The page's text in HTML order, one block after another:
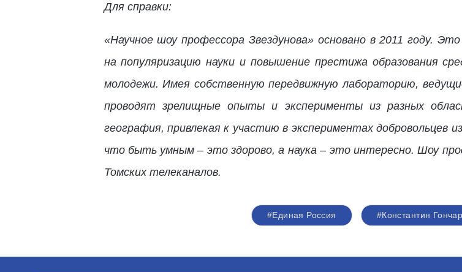
Для справки:
«Научное шоу профессора Звездунова» основано в 2011 году.
на популяризацию науки и повышение престижа образования
молодежи. Имея собственную передвижную лабораторию,
проводят зрелищные опыты и эксперименты из разных
география, привлекая к участию в экспериментах добровольцев
что быть умным – это здорово, а наука – это интересно. Шоу
Томских телеканалов.
#Единая Россия #Константин